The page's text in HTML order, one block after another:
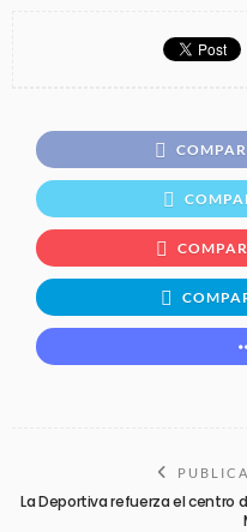
La Deportiva refuerza el centro